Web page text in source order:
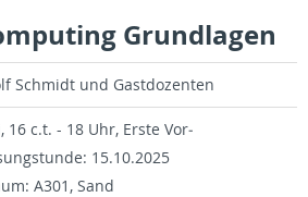
Grundlagen
Schmidt und Gast­dozen­ten
16 c.t. - 18 Uhr, Erste Vor­
15.10.2025
A301, Sand